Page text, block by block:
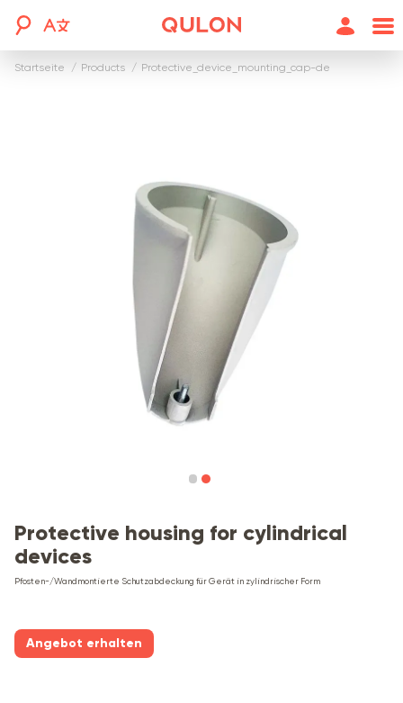
Startseite products protective_device_mounting_cap-de
Protective housing for cylindrical
devices
Pfosten-/Wandmontierte Schutzabdeckung für Gerät in zylindrischer Form
Angebot erhalten